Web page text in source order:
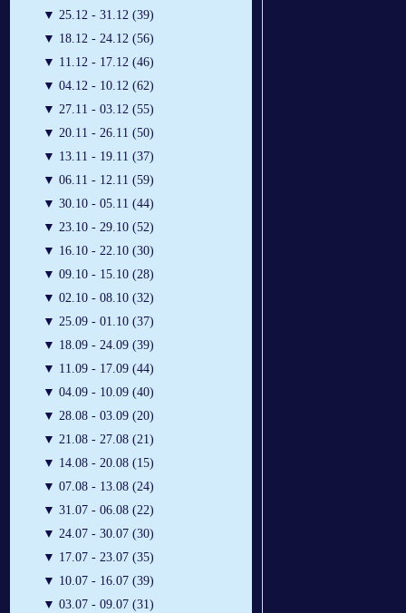
▼ 25.12 - 31.12 (39)
▼ 18.12 - 24.12 (56)
▼ 11.12 - 17.12 (46)
▼ 04.12 - 10.12 (62)
▼ 27.11 - 03.12 (55)
▼ 20.11 - 26.11 (50)
▼ 13.11 - 19.11 (37)
▼ 06.11 - 12.11 (59)
▼ 30.10 - 05.11 (44)
▼ 23.10 - 29.10 (52)
▼ 16.10 - 22.10 (30)
▼ 09.10 - 15.10 (28)
▼ 02.10 - 08.10 (32)
▼ 25.09 - 01.10 (37)
▼ 18.09 - 24.09 (39)
▼ 11.09 - 17.09 (44)
▼ 04.09 - 10.09 (40)
▼ 28.08 - 03.09 (20)
▼ 21.08 - 27.08 (21)
▼ 14.08 - 20.08 (15)
▼ 07.08 - 13.08 (24)
▼ 31.07 - 06.08 (22)
▼ 24.07 - 30.07 (30)
▼ 17.07 - 23.07 (35)
▼ 10.07 - 16.07 (39)
▼ 03.07 - 09.07 (31)